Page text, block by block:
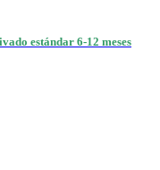
estándar 6-12 meses